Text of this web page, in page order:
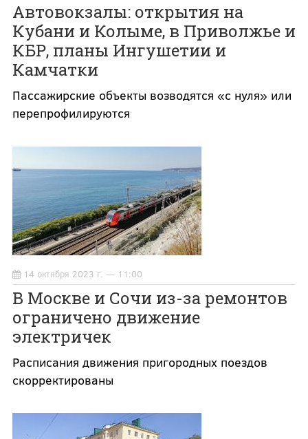
Автовокзалы: открытия на
Кубани и Колыме, в Приволжье и
КБР, планы Ингушетии и
Камчатки
Пассажирские объекты возводятся «с нуля» или
перепрофилируются
14 октября 2023 г. — 11:00
В Москве и Сочи из-за ремонтов
ограничено движение
электричек
Расписания движения пригородных поездов
скорректированы